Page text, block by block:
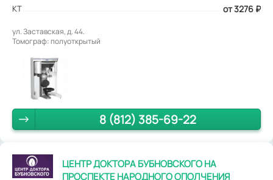
КТ от 3276 ₽
ул. Заставская, д. 44.
Томограф: полуоткрытый
8 (812) 385-69-22
ЦЕНТР ДОКТОРА БУБНОВСКОГО НА
ПРОСПЕКТЕ НАРОДНОГО ОПОЛЧЕНИЯ